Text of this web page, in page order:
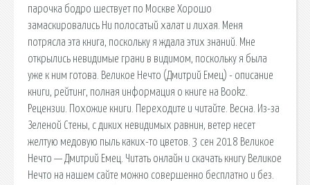
парочка бодро шествует по Москве Хорошо
замаскировались Ни полосатый халат и лихая. Меня
потрясла эта книга, поскольку я ждала этих знаний. Мне
открылись невидимые грани в видимом, поскольку я была
уже к ним готова. Великое Нечто (Дмитрий Емец) - описание
книги, рейтинг, полная информация о книге на Bookz.
Рецензии. Похожие книги. Переходите и читайте. Весна. Из-за
Зеленой Стены, с диких невидимых равнин, ветер несет
желтую медовую пыль каких-то цветов. 3 сен 2018 Великое
Нечто — Дмитрий Емец. Читать онлайн и скачать книгу Великое
Нечто на нашем сайте можно совершенно бесплатно и без.